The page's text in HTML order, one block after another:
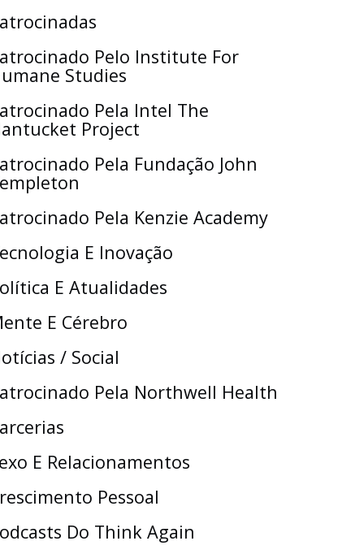
Pelo Institute For
Studies
Pela Intel The
Project
Pela Fundação John
Pela Kenzie Academy
E Inovação
E Atualidades
E Cérebro
/ Social
Pela Northwell Health
E Relacionamentos
Pessoal
Do Think Again